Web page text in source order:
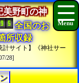
美野町の神
全国のお
所収録
計サイト】《神社サー
28]